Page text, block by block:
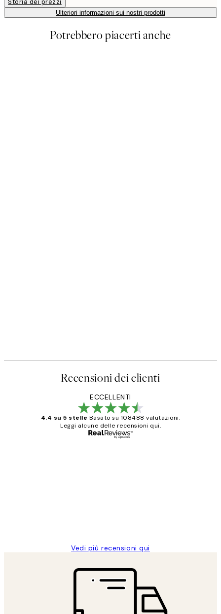
Ulteriori informazioni sui nostri prodotti
Potrebbero piacerti anche
Recensioni dei clienti
ECCELLENTI
4.4 su 5 stelle Basato su 108488 valutazioni.
Leggi alcune delle recensioni qui.
Vedi più recensioni qui